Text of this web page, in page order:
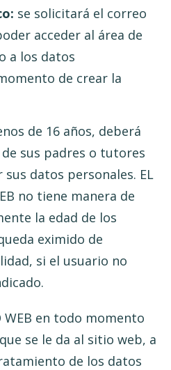
se solicitará el correo
acceder al área de
a los datos
de crear la
de 16 años, deberá
sus padres o tutores
datos personales. EL
no tiene manera de
la edad de los
eximido de
si el usuario no
WEB en todo momento
se le da al sitio web, a
de los datos